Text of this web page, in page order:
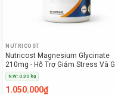
NUTRICOST
Nutricost Magnesium Glycinate
210mg - Hỗ Trợ Giảm Stress Và
Ngủ Ngon
N.W: 0.30 kg
1.050.000₫